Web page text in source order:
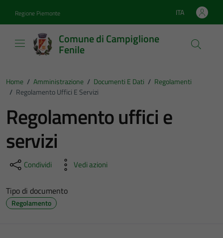
Regione Piemonte Lingua attiva:
ITA
Comune di Campiglione
Fenile
Home / Amministrazione / Documenti E Dati / Regolamenti
/ Regolamento Uffici E Servizi
Regolamento uffici e
servizi
Condividi Vedi azioni
Tipo di documento
Regolamento